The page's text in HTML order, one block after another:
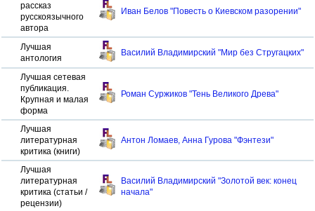
рассказ
русскоязычного
автора
Иван Белов "Повесть о Киевском разорении"
Лучшая
антология
Василий Владимирский "Мир без Стругацких"
Лучшая сетевая
публикация.
Крупная и малая
форма
Роман Суржиков "Тень Великого Древа"
Лучшая
литературная
критика (книги)
Антон Ломаев, Анна Гурова "Фэнтези"
Лучшая
литературная
критика (статьи /
рецензии)
Василий Владимирский "Золотой век: конец
начала"